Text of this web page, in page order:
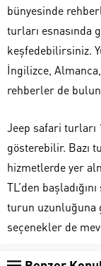
bünyesinde
turları esnasında
keşfedebilirsiniz.
İngilizce,
rehberler de
Jeep safari turları
gösterebilir. Bazı
hizmetlerde yer
TL’den
turun uzunluğuna
seçenekler de